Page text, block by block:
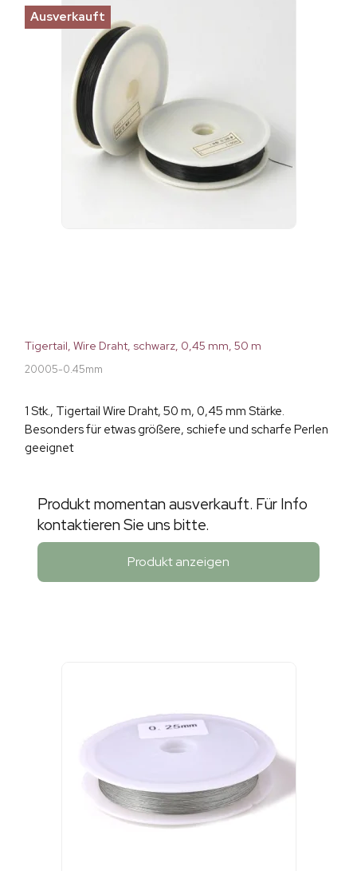
Ausverkauft
Tigertail, Wire Draht, schwarz, 0,45 mm, 50 m
20005-0.45mm
1 Stk., Tigertail Wire Draht, 50 m, 0,45 mm Stärke.
Besonders für etwas größere, schiefe und scharfe Perlen
geeignet
Produkt momentan ausverkauft. Für Info
kontaktieren Sie uns bitte.
Produkt anzeigen